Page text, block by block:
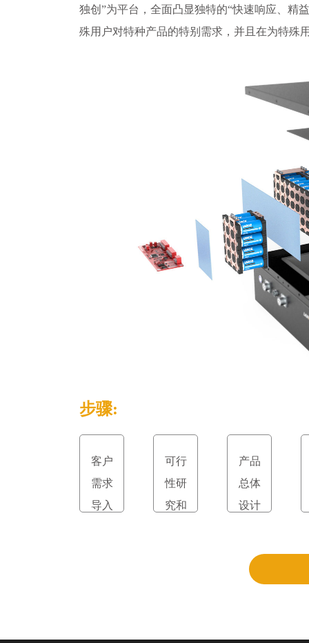
独创”为平台，全面凸显独特的“快速响应、精
殊用户对特种产品的特别需求，并且在为特殊
步骤:
客户
需求
导入
可行
性研
究和
产品
总体
设计